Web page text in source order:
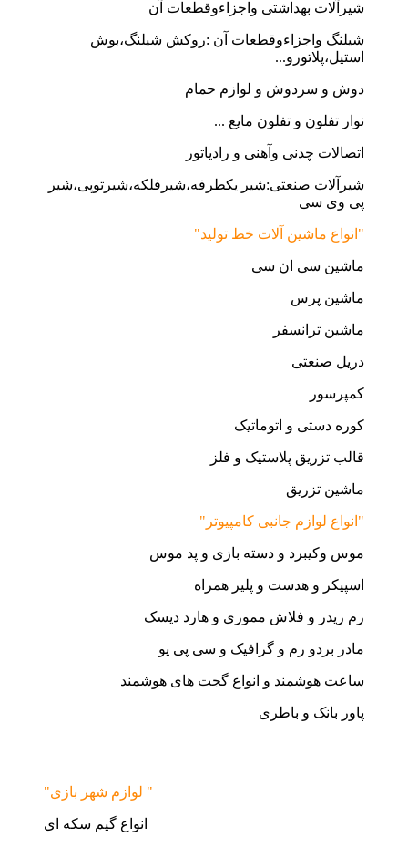
شیرآلات بهداشتی واجزاءوقطعات آن
شیلنگ واجزاءوقطعات آن :روکش شیلنگ،بوش
استیل،پلاتورو...
دوش و سردوش و لوازم حمام
نوار تفلون و تفلون مایع ...
اتصالات چدنی وآهنی و رادیاتور
شیرآلات صنعتی:شیر یکطرفه،شیرفلکه،شیرتوپی،شیر
پی وی سی
"انواع ماشین آلات خط تولید"
ماشین سی ان سی
ماشین پرس
ماشین ترانسفر
دریل صنعتی
کمپرسور
کوره دستی و اتوماتیک
قالب تزریق پلاستیک و فلز
ماشین تزریق
"انواع لوازم جانبی کامپیوتر"
موس وکیبرد و دسته بازی و پد موس
اسپیکر و هدست و پلیر همراه
رم ریدر و فلاش مموری و هارد دیسک
مادر بردو رم و گرافیک و سی پی یو
ساعت هوشمند و انواع گجت های هوشمند
پاور بانک و باطری
"لوازم شهر بازی "
انواع گیم سکه ای